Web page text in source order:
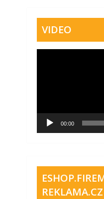
VIDEO
00:00
REKLAMA.CZ